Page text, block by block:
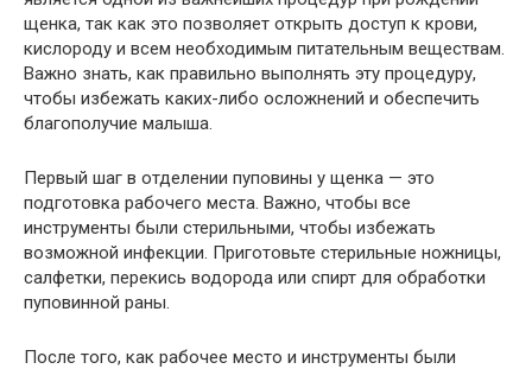
щенка, так как это позволяет открыть доступ к крови,
кислороду и всем необходимым питательным веществам.
Важно знать, как правильно выполнять эту процедуру,
чтобы избежать каких-либо осложнений и обеспечить
благополучие малыша.
Первый шаг в отделении пуповины у щенка — это
подготовка рабочего места. Важно, чтобы все
инструменты были стерильными, чтобы избежать
возможной инфекции. Приготовьте стерильные ножницы,
салфетки, перекись водорода или спирт для обработки
пуповинной раны.
После того, как рабочее место и инструменты были